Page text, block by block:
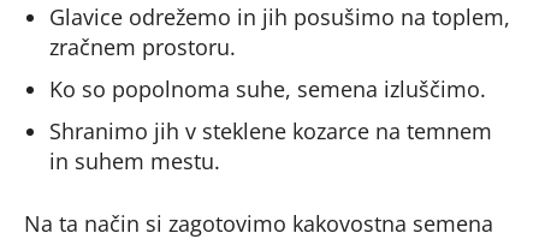
Glavice odrežemo in jih posušimo na toplem,
zračnem prostoru.
Ko so popolnoma suhe, semena izluščimo.
Shranimo jih v steklene kozarce na temnem
in suhem mestu.
Na ta način si zagotovimo kakovostna semena